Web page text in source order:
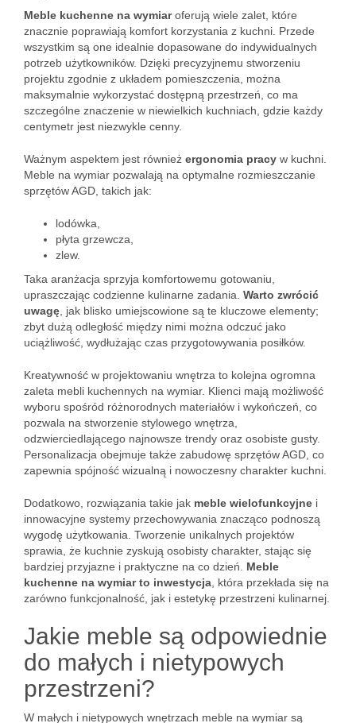
Meble kuchenne na wymiaroferują wiele zalet, które
znacznie poprawiają komfort korzystania z kuchni. Przede
wszystkim są one idealnie dopasowane do indywidualnych
potrzeb użytkowników. Dzięki precyzyjnemu stworzeniu
projektu zgodnie z układem pomieszczenia, można
maksymalnie wykorzystać dostępną przestrzeń, co ma
szczególne znaczenie w niewielkich kuchniach, gdzie każdy
centymetr jest niezwykle cenny.
Ważnym aspektem jest również ergonomia pracy w kuchni.
Meble na wymiar pozwalają na optymalne rozmieszczanie
sprzętów AGD, takich jak:
lodówka,
płyta grzewcza,
zlew.
Taka aranżacja sprzyja komfortowemu gotowaniu,
upraszczając codzienne kulinarne zadania. Warto zwrócić
uwagę , jak blisko umiejscowione są te kluczowe elementy;
zbyt dużą odległość między nimi można odczuć jako
uciążliwość, wydłużając czas przygotowywania posiłków.
Kreatywność w projektowaniu wnętrza to kolejna ogromna
zaleta mebli kuchennych na wymiar. Klienci mają możliwość
wyboru spośród różnorodnych materiałów i wykończeń, co
pozwala na stworzenie stylowego wnętrza,
odzwierciedlającego najnowsze trendy oraz osobiste gusty.
Personalizacja obejmuje także zabudowę sprzętów AGD, co
zapewnia spójność wizualną i nowoczesny charakter kuchni.
Dodatkowo, rozwiązania takie jak meble wielofunkcyjne i
innowacyjne systemy przechowywania znacząco podnoszą
wygodę użytkowania. Tworzenie unikalnych projektów
sprawia, że kuchnie zyskują osobisty charakter, stając się
bardziej przyjazne i praktyczne na co dzień. Meble
kuchenne na wymiar to inwestycja , która przekłada się na
zarówno funkcjonalność, jak i estetykę przestrzeni kulinarnej.
Jakie meble są odpowiednie
do małych i nietypowych
przestrzeni?
W małych i nietypowych wnętrzach meble na wymiar są